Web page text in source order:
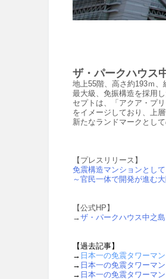
ザ・パークハウス
地上55階、高さ約193ｍ
最大級、免振構造を採用
セプトは、「アクア・プ
をイメージしており、上
新たなランドマークとし
【プレスリリース】
免震構造マンションとし
～官民一体で開発が進む
【公式HP】
→ザ・パークハウス中之
【過去記事】
→ 日本一の免震タワーマ
→ 日本一の免震タワーマ
→ 日本一の免震タワーマ